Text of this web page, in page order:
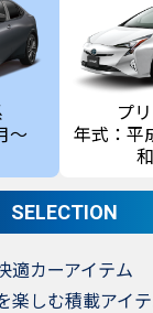
～
プ
年式：平
SELECTION
適カーアイテム
楽しむ積載アイ